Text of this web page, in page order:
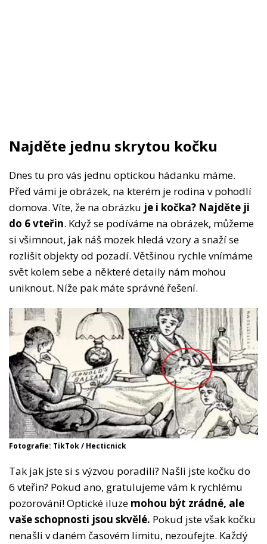
Najděte jednu skrytou kočku
Dnes tu pro vás jednu optickou hádanku máme.
Před vámi je obrázek, na kterém je rodina v pohodlí
domova. Víte, že na obrázku je i kočka? Najděte ji
do 6 vteřin. Když se podíváme na obrázek, můžeme
si všimnout, jak náš mozek hledá vzory a snaží se
rozlišit objekty od pozadí. Většinou rychle vnímáme
svět kolem sebe a některé detaily nám mohou
uniknout. Níže pak máte správné řešení.
Fotografie: TikTok / Hecticnick
Tak jak jste si s výzvou poradili? Našli jste kočku do
6 vteřin? Pokud ano, gratulujeme vám k rychlému
pozorování! Optické iluze mohou být zrádné, ale
vaše schopnosti jsou skvělé. Pokud jste však kočku
nenašli v daném časovém limitu, nezoufejte. Každý